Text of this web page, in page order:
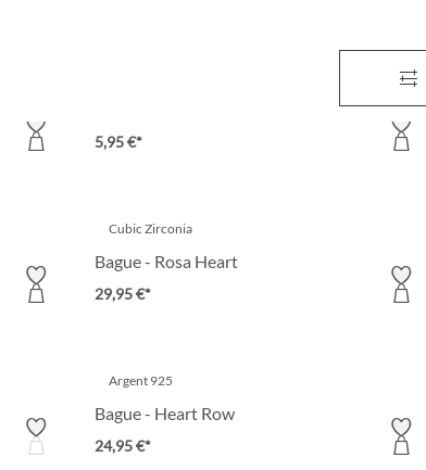
Ensemble de bagues fille - Love Trio
5,95 €*
Cubic Zirconia
Bague - Rosa Heart
29,95 €*
Argent 925
Bague - Heart Row
24,95 €*